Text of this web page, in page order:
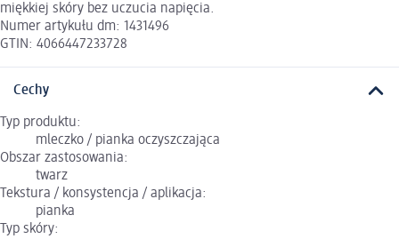
miękkiej skóry bez uczucia napięcia.
Numer artykułu dm: 1431496
GTIN: 4066447233728
Cechy
Typ produktu:
mleczko / pianka oczyszczająca
Obszar zastosowania:
twarz
Tekstura / konsystencja / aplikacja:
pianka
Typ skóry: